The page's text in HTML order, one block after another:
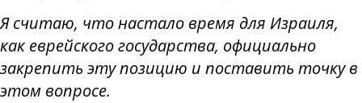
Я считаю, что настало время для Израиля,
как еврейского государства, официально
закрепить эту позицию и поставить точку в
этом вопросе.